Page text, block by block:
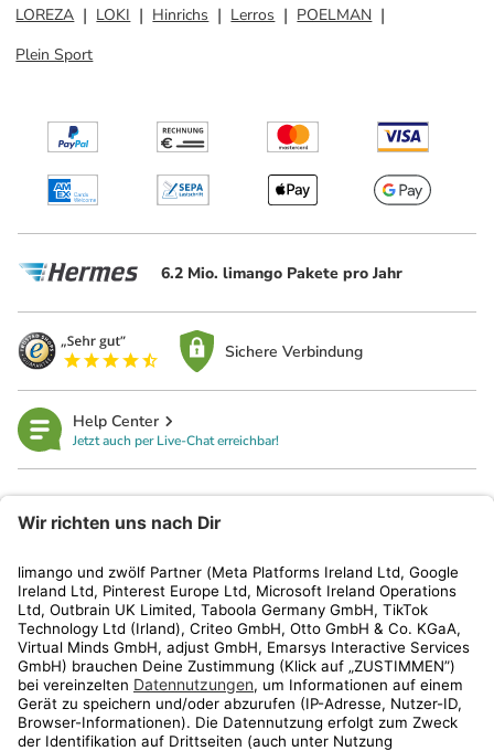
LOREZA
LOKI Hinrichs Lerros
POELMAN
Plein Sport
6.2 Mio. limango Pakete pro Jahr
Sichere Verbindung
Help Center
Jetzt auch per Live-Chat erreichbar!
Kundenservice
Shop
Aktionen